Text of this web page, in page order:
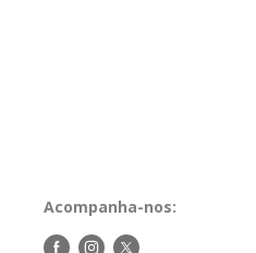
Acompanha-nos:
Siga-Siga-Siga-